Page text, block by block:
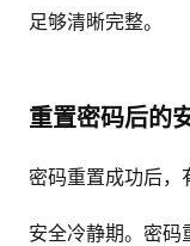
足够清晰完整。
重置密码后的
密码重置成功后，
安全冷静期。密码